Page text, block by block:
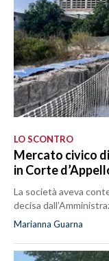
LO SCONTRO
Mercato civico
in Corte
La società aveva
decisa
Marianna Guarna